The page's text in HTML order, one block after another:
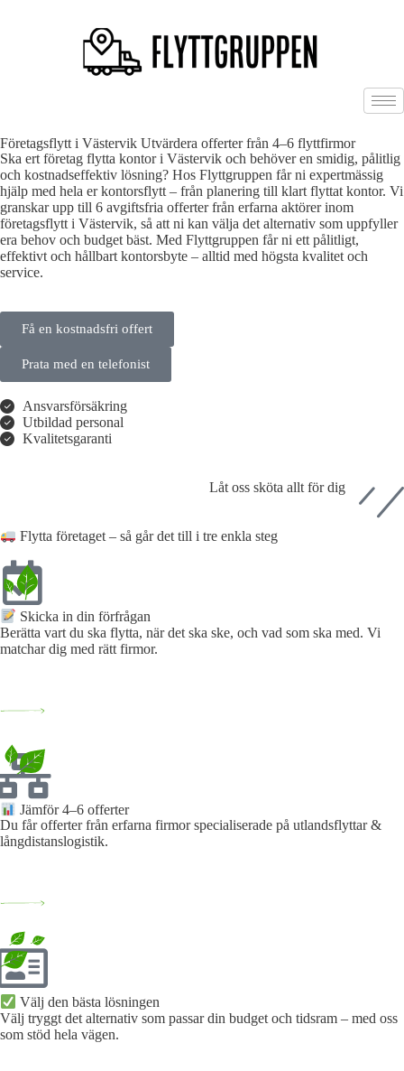
Företagsflytt i Västervik Utvärdera offerter från 4–6 flyttfirmor
Ska ert företag flytta kontor i Västervik och behöver en smidig, pålitlig
och kostnadseffektiv lösning? Hos Flyttgruppen får ni expertmässig
hjälp med hela er kontorsflytt – från planering till klart flyttat kontor. Vi
granskar upp till 6 avgiftsfria offerter från erfarna aktörer inom
företagsflytt i Västervik, så att ni kan välja det alternativ som uppfyller
era behov och budget bäst. Med Flyttgruppen får ni ett pålitligt,
effektivt och hållbart kontorsbyte – alltid med högsta kvalitet och
service.
Få en kostnadsfri offert
Prata med en telefonist
Ansvarsförsäkring
Utbildad personal
Kvalitetsgaranti
Låt oss sköta allt för dig
Flytta företaget – så går det till i tre enkla steg
Skicka in din förfrågan​
Berätta vart du ska flytta, när det ska ske, och vad som ska med. Vi
matchar dig med rätt firmor.
Jämför 4–6 offerter
Du får offerter från erfarna firmor specialiserade på utlandsflyttar &
långdistanslogistik.
Välj den bästa lösningen​
Välj tryggt det alternativ som passar din budget och tidsram – med oss
som stöd hela vägen.